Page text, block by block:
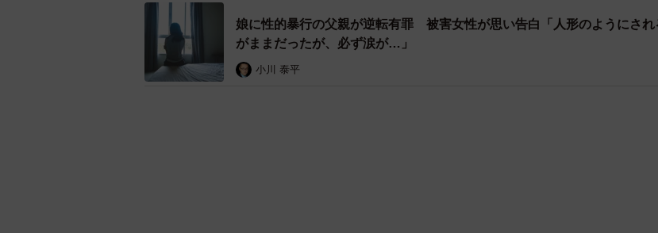
小川氏は「事件は全く違うが、有名な例では、ロッキード事件で、丸紅の檜山廣会長は
高裁の実刑判決後、高齢を理由に執行停止となっています」と補足。檜山氏は1909年12月
生まれで、95年２月に最高裁で有罪が確定した当時は85歳。収監されないまま、2000年12
月に91歳で死去した。来年6月で90歳の飯塚被告は、判決当時の檜山氏よりさらに5歳年長
娘に性的暴行の父親が逆転有罪 被害女性が思い告白「人形のようにされ
がままだったが、必ず涙が…」
小川 泰平